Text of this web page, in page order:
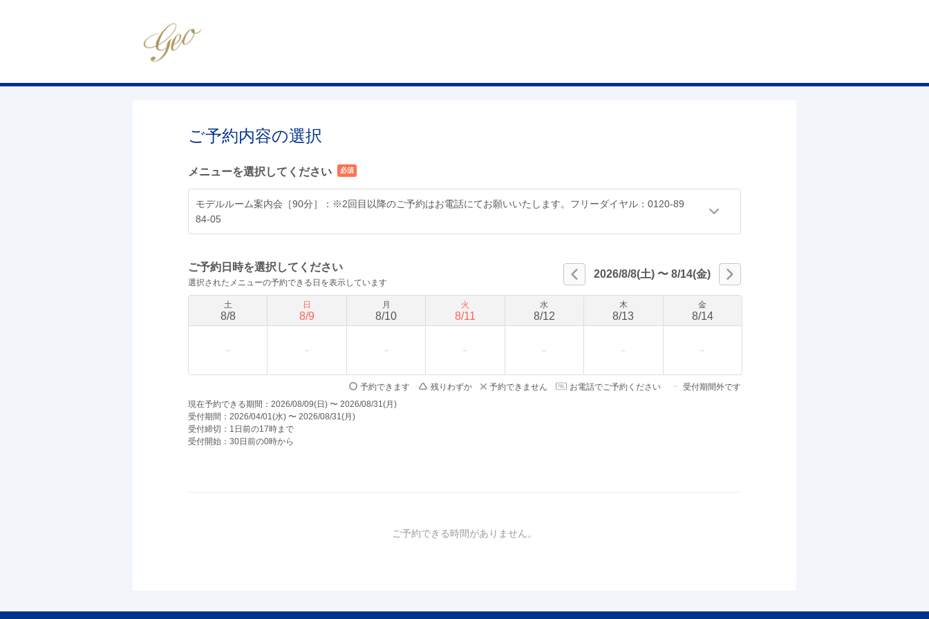
ご予約内容の選択
メニューを選択してください 必須
モデルルーム案内会［90分］：※2回目以降のご予約はお電話にてお願いいたします。フリーダイヤル：0120-89
84-05
ご予約日時を選択してください
選択されたメニューの予約できる日を表示しています
2026/8/8(土) 〜 8/14(金)
土
8/8
日
8/9
月
8/10
火
8/11
水
8/12
木
8/13
金
8/14
予約できます 残りわずか 予約できません お電話でご予約ください
受付期間外です
現在予約できる期間：2026/08/09(日) 〜 2026/08/31(月)
受付期間：2026/04/01(水) 〜 2026/08/31(月)
受付締切：1日前の17時まで
受付開始：30日前の0時から
ご予約できる時間がありません。